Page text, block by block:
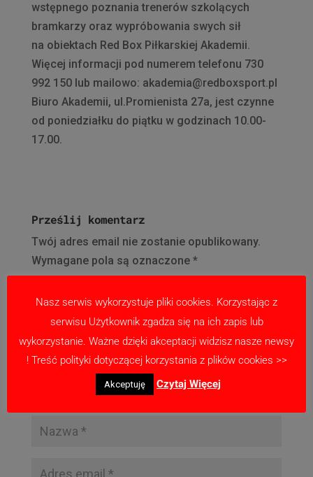
wstępnego poznania trenerów szkolących
bramkarzy oraz wypróbowania swych sił
na obiektach Red Box Piłkarskiej Akademii.
Więcej informacji pod numerem telefonu 730
992 150 lub mailowo: akademia@redboxsport.pl
Biuro Akademii, ul.Promienista 27a, jest czynne
od poniedziałku do piątku w godzinach 10.00-
17.00.
Prześlij komentarz
Twój adres email nie zostanie opublikowany.
Wymagane pola są oznaczone *
Nasz serwis wykorzystuje pliki cookies. Korzystając z
serwisu Użytkownik zgadza się na ich zapis lub
wykorzystanie. Ważne dzięki akceptacji widzisz nasze newsy
! Treść polityki dotyczącej korzystania z plików cookies >>
Akceptuję Czytaj Więcej